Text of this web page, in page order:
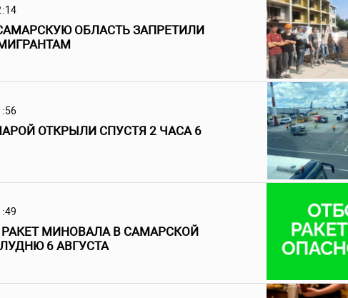
ОБЛАСТЬ ЗАПРЕТИЛИ
ОТКРЫЛИ СПУСТЯ 2 ЧАСА 6
РАКЕТ МИНОВАЛА В САМАРСКОЙ
6 АВГУСТА